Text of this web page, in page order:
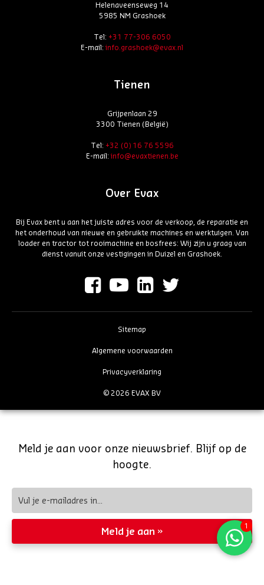
Helenaveenseweg 14
5985 NM Grashoek
Tel: +31 77-306 6050
E-mail:info.grashoek@evax.nl
Tienen
Grijpenlaan 29
3300 Tienen (België)
Tel: +32 (0) 16 76 5596
E-mail:info@evaxtienen.be
Over Evax
Bij Evax bent u aan het juiste adres voor de verkoop, de reparatie en
het onderhoud van nieuwe en gebruikte machines en werktuigen. Van
loader en tractor tot rooimachine en bosfrees: Wij zijn u graag van
dienst vanuit onze vestigingen in Duizel en Grashoek.
© 2026 EVAX BV
Sitemap
Algemene voorwaarden
Privacyverklaring
Meld je aan voor onze nieuwsbrief. Blijf op de
hoogte.
Meld je aan